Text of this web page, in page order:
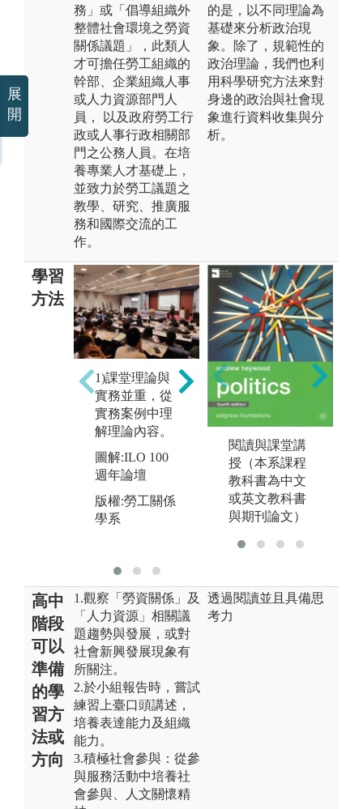
務」或「倡導組織外
整體社會環境之勞資
關係議題」，此類人
才可擔任勞工組織的
幹部、企業組織人事
或人力資源部門人
員， 以及政府勞工行
政或人事行政相關部
門之公務人員。在培
養專業人才基礎上，
並致力於勞工議題之
教學、研究、推廣服
務和國際交流的工
作。
的是，以不同理論為
基礎來分析政治現
象。除了，規範性的
政治理論，我們也利
用科學研究方法來對
身邊的政治與社會現
象進行資料收集與分
析。
學習
方法
1)課堂理論與
實務並重，從
實務案例中理
解理論內容。
圖解:ILO 100
週年論壇
版權:勞工關係
學系
2)小組討論與
專題學習，加
深知識之建構
和團體互動能
力。
圖解:日內瓦國
際勞動事務研
習
版權:勞工關係
學系
閱讀與課堂講
授（本系課程
教科書為中文
或英文教科書
與期刊論文）
高中
階段
可以
準備
的學
習方
法或
方向
1.觀察「勞資關係」及
「人力資源」相關議
題趨勢與發展，或對
社會新興發展現象有
所關注。
2.於小組報告時，嘗試
練習上臺口頭講述，
培養表達能力及組織
能力。
3.積極社會參與：從參
與服務活動中培養社
會參與、人文關懷精
透過閱讀並且具備思
考力
展
開